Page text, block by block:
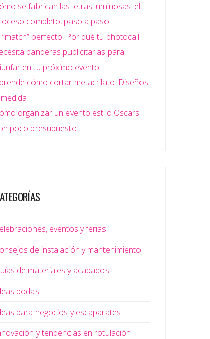
se fabrican las letras luminosas: el
completo, paso a paso
“match” perfecto: Por qué tu photocall
banderas publicitarias para
en tu próximo evento
cómo cortar metacrilato: Diseños
organizar un evento estilo Oscars
poco presupuesto
eventos y ferias
de instalación y mantenimiento
de materiales y acabados
bodas
para negocios y escaparates
y tendencias en rotulación